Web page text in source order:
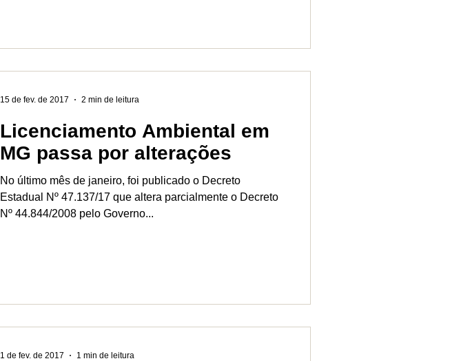
Licenciamento Ambiental em
MG passa por alterações
No último mês de janeiro, foi publicado o Decreto
Estadual Nº 47.137/17 que altera parcialmente o Decreto
Nº 44.844/2008 pelo Governo...
15 de fev. de 2017 2 min de leitura
1 de fev. de 2017 1 min de leitura